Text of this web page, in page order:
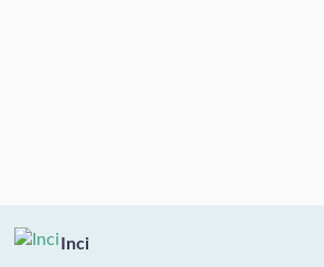
Inci